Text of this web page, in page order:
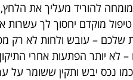
להוריד מעליך את
טיפול מוקדם יחסוך לך עשרות
שלכם – עובש ולחות לא רק
– לא יותר הפתעות אחרי
נכס יבש ותקין ששומר על